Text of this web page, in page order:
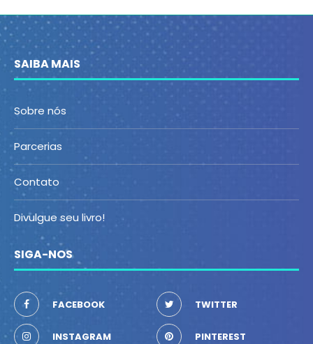
SAIBA MAIS
Sobre nós
Parcerias
Contato
Divulgue seu livro!
SIGA-NOS
FACEBOOK TWITTER
INSTAGRAM PINTEREST